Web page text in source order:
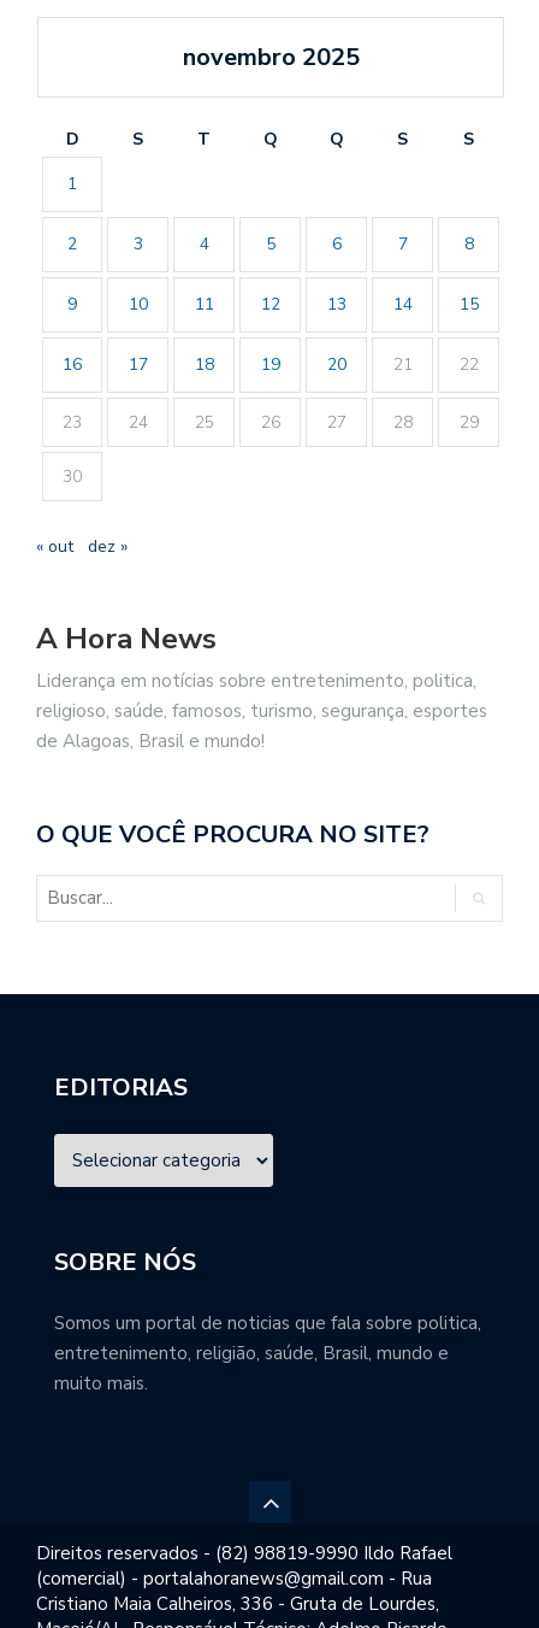
novembro 2025
D S T Q Q S
S
1
2 3 4 5 6 7 8
9 10 11 12 13 14 15
16 17 18 19 20 21 22
23 24 25 26 27 28 29
30
« out dez »
A Hora News
Liderança em notícias sobre entretenimento, politica,
religioso, saúde, famosos, turismo, segurança, esportes
de Alagoas, Brasil e mundo!
O QUE VOCÊ PROCURA NO SITE?
EDITORIAS
SOBRE NÓS
Somos um portal de noticias que fala sobre politica,
entretenimento, religião, saúde, Brasil, mundo e
muito mais.
Direitos reservados - (82) 98819-9990 Ildo Rafael
(comercial) - portalahoranews@gmail.com - Rua
Cristiano Maia Calheiros, 336 - Gruta de Lourdes,